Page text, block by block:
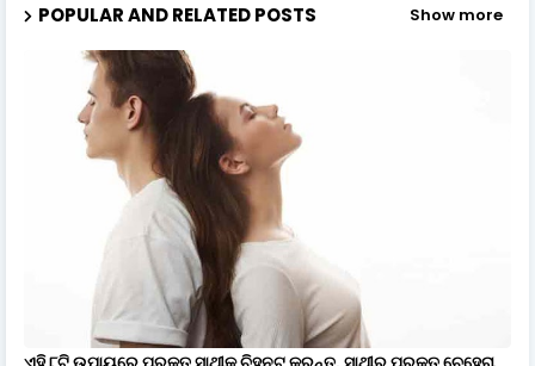
POPULAR AND RELATED POSTS Show more